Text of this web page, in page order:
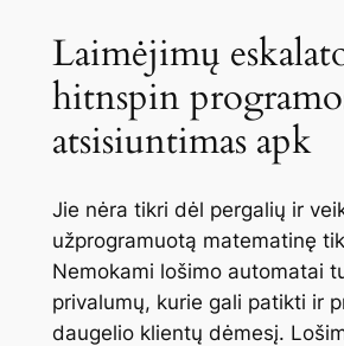
Laimėjimų
hitnspin
atsisiuntimas apk
Jie nėra tikri dėl pergalių ir
užprogramuotą matematinę
Nemokami lošimo automatai
privalumų, kurie gali patikti ir
daugelio klientų dėmesį.